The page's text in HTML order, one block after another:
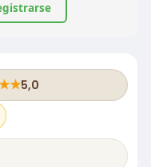
★5,0